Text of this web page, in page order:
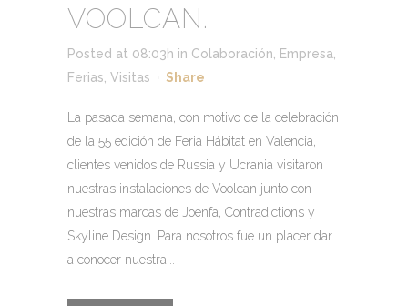
VOOLCAN.
Posted at 08:03h in Colaboración Empresa
Ferias Visitas Share
La pasada semana, con motivo de la celebración
de la 55 edición de Feria Hábitat en Valencia,
clientes venidos de Russia y Ucrania visitaron
nuestras instalaciones de Voolcan junto con
nuestras marcas de Joenfa, Contradictions y
Skyline Design. Para nosotros fue un placer dar
a conocer nuestra...